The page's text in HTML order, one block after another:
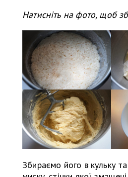
Натисніть на фото, щоб
Збираємо його в кульку